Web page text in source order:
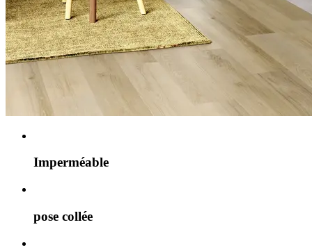
Imperméable
pose collée